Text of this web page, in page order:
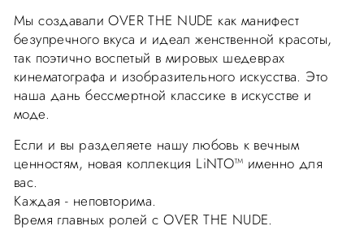
Мы создавали OVER THE NUDE как манифест
безупречного вкуса и идеал женственной красоты,
так поэтично воспетый в мировых шедеврах
кинематографа и изобразительного искусства. Это
наша дань бессмертной классике в искусстве и
моде.
Если и вы разделяете нашу любовь к вечным
ценностям, новая коллекция LiNTO™ именно для
вас.
Каждая - неповторима.
Время главных ролей с OVER THE NUDE.